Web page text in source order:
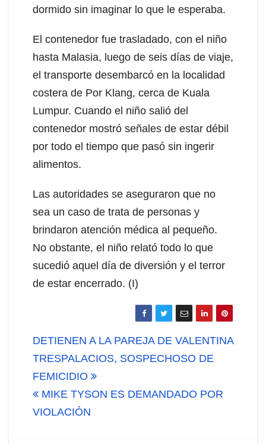
dormido sin imaginar lo que le esperaba.
El contenedor fue trasladado, con el niño
hasta Malasia, luego de seis días de viaje,
el transporte desembarcó en la localidad
costera de Por Klang, cerca de Kuala
Lumpur. Cuando el niño salió del
contenedor mostró señales de estar débil
por todo el tiempo que pasó sin ingerir
alimentos.
Las autoridades se aseguraron que no
sea un caso de trata de personas y
brindaron atención médica al pequeño.
No obstante, el niño relató todo lo que
sucedió aquel día de diversión y el terror
de estar encerrado. (I)
Navegación
de
entradas
DETIENEN A LA PAREJA DE VALENTINA
TRESPALACIOS, SOSPECHOSO DE
FEMICIDIO
MIKE TYSON ES DEMANDADO POR
VIOLACIÓN